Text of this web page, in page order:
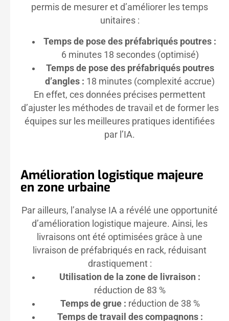
permis de mesurer et d’améliorer les temps
unitaires :
Temps de pose des préfabriqués poutres :
6 minutes 18 secondes (optimisé)
Temps de pose des préfabriqués poutres
d’angles : 18 minutes (complexité accrue)
En effet, ces données précises permettent
d’ajuster les méthodes de travail et de former les
équipes sur les meilleures pratiques identifiées
par l’IA.
Amélioration logistique majeure
en zone urbaine
Par ailleurs, l’analyse IA a révélé une opportunité
d’amélioration logistique majeure. Ainsi, les
livraisons ont été optimisées grâce à une
livraison de préfabriqués en rack, réduisant
drastiquement :
Utilisation de la zone de livraison :
réduction de 83 %
Temps de grue : réduction de 38 %
Temps de travail des compagnons :